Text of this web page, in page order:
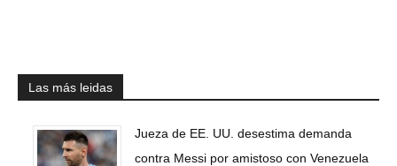
Las más leidas
Jueza de EE. UU. desestima demanda
contra Messi por amistoso con Venezuela